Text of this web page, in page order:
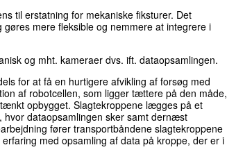
til erstatning for mekaniske fiksturer. Det
mere fleksible og nemmere at integrere i
og mht. kameraer dvs. ift. dataopsamlingen.
for at få en hurtigere afvikling af forsøg med
af robotcellen, som ligger tættere på den måde,
opbygget. Slagtekroppene lægges på et
dataopsamlingen sker samt dernæst
fører transportbåndene slagtekroppene
med opsamling af data på kroppe, der er i